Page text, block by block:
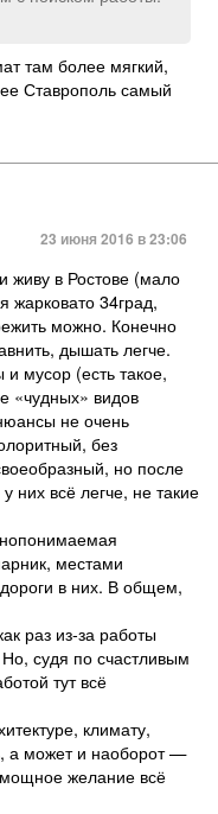
там более мягкий,
Ставрополь самый
23 июня 2016 в 23:06
живу в Ростове (мало
жарковато 34град,
можно. Конечно
дышать легче.
мусор (есть такое,
«чудных» видов
не очень
без
но после
них всё легче, не такие
местами
в них. В общем,
раз из-за работы
судя по счастливым
тут всё
климату,
а может и наоборот —
мощное желание всё